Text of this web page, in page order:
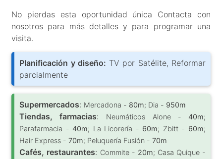
No pierdas esta oportunidad única Contacta con
nosotros para más detalles y para programar una
visita.
Planificación y diseño: TV por Satélite, Reformar
parcialmente
Supermercados: Mercadona - 80m; Dia - 950m
Tiendas, farmacias: Neumáticos Alone -40m;
Parafarmacia -40m; La Licorería - 60m; Zbitt - 60m;
Hair Express - 70m; Peluquería Fusión - 70m
Cafés, restaurantes: Commite - 20m; Casa Quique -